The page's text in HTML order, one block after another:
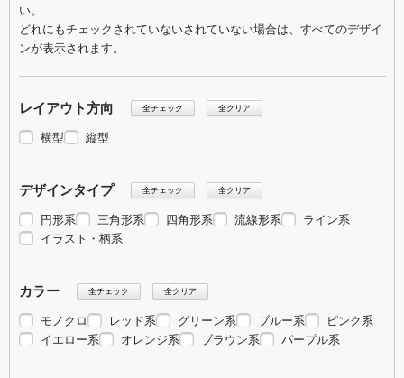
い。
どれにもチェックされていないされていない場合は、すべてのデザイ
ンが表示されます。
レイアウト方向 全チェック 全クリア
横型 縦型
デザインタイプ 全チェック 全クリア
円形系 三角形系 四角形系 流線形系
ライン系
イラスト・柄系
カラー 全チェック 全クリア
モノクロ レッド系 グリーン系 ブルー系
ピンク系
イエロー系
オレンジ系 ブラウン系 パープル系